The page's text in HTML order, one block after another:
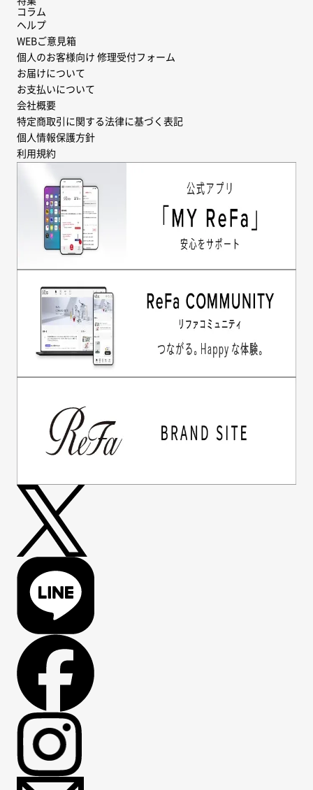
コラム
ヘルプ
WEBご意見箱
個人のお客様向け 修理受付フォーム
お届けについて
お支払いについて
会社概要
特定商取引に関する法律に基づく表記
個人情報保護方針
利用規約